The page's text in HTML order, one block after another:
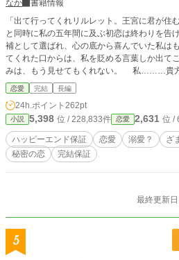
なか
書籍情報
「出て行ってくれリルレット。王宮に君が住む必要
と同時に私の五年間に及ぶ初恋は終わりを告げた。 アルフレッド殿
補として選ばれ、心の底から喜んでいた私
てくれた口からは、私を貶める言葉しか出
みは、もう見せてもくれない。 私………貴方に嫌われた理由が分からない
よ。 初夜を私一人だけにしたあの日から、
の？ 恋心は砕かれた私は死さえ考えたが、過去に見知らぬ男性から渡された
本をきっかけに騎士を目指す。 しかし、正
性と性別を偽って生きていく事を決めたの
待っていたのは、全てを見抜いて笑う副
い私は、全てを知っている彼と秘密の恋を
して王宮内で起きた変死事件やアルフレッド
恋愛 完結 長編
24h.ポイント 262pt
小説 5,398 位 / 228,833件 恋愛 2,631 位 /
ハッピーエンド保証 恋愛 溺愛？ ざ
秘密の恋
完結保証
最終更新
5